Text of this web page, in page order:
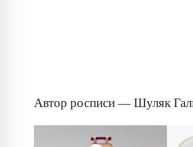
Автор росписи — Шуляк